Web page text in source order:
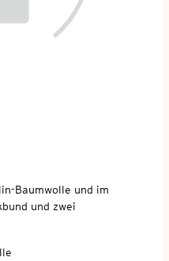
Baumwolle und im
und zwei